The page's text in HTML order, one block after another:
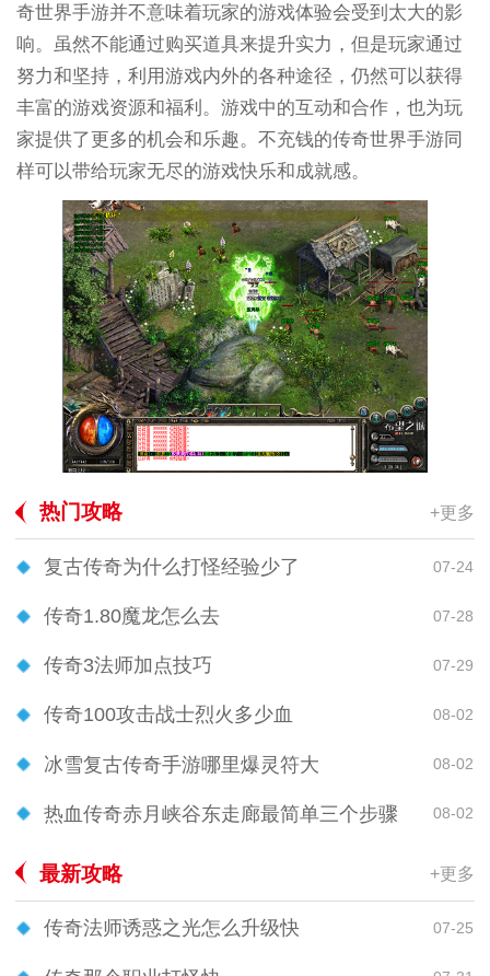
奇世界手游并不意味着玩家的游戏体验会受到太大的影
响。虽然不能通过购买道具来提升实力，但是玩家通过
努力和坚持，利用游戏内外的各种途径，仍然可以获得
丰富的游戏资源和福利。游戏中的互动和合作，也为玩
家提供了更多的机会和乐趣。不充钱的传奇世界手游同
样可以带给玩家无尽的游戏快乐和成就感。
热门攻略 +更多
复古传奇为什么打怪经验少了 07-24
传奇1.80魔龙怎么去 07-28
传奇3法师加点技巧 07-29
传奇100攻击战士烈火多少血 08-02
冰雪复古传奇手游哪里爆灵符大 08-02
热血传奇赤月峡谷东走廊最简单三个步骤 08-02
最新攻略 +更多
传奇法师诱惑之光怎么升级快 07-25